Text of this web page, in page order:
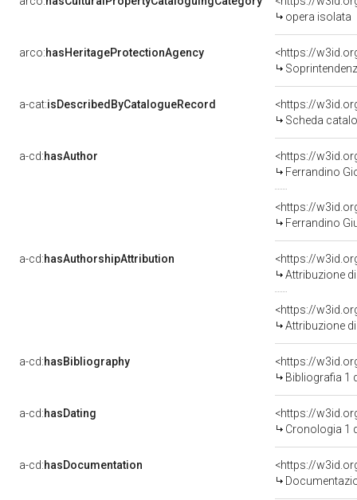
opera isolata
arco:hasHeritageProtectionAgency
<https://
Soprintendenza
a-cat:isDescribedByCatalogueRecord
<https://
Scheda
a-cd:hasAuthor
<https://
Ferrandino
<https://
Ferrandino
a-cd:hasAuthorshipAttribution
<https://
Attribuzione
<https://
Attribuzione
a-cd:hasBibliography
<https://
Bibliografia 1
a-cd:hasDating
<https://
Cronologia 1
a-cd:hasDocumentation